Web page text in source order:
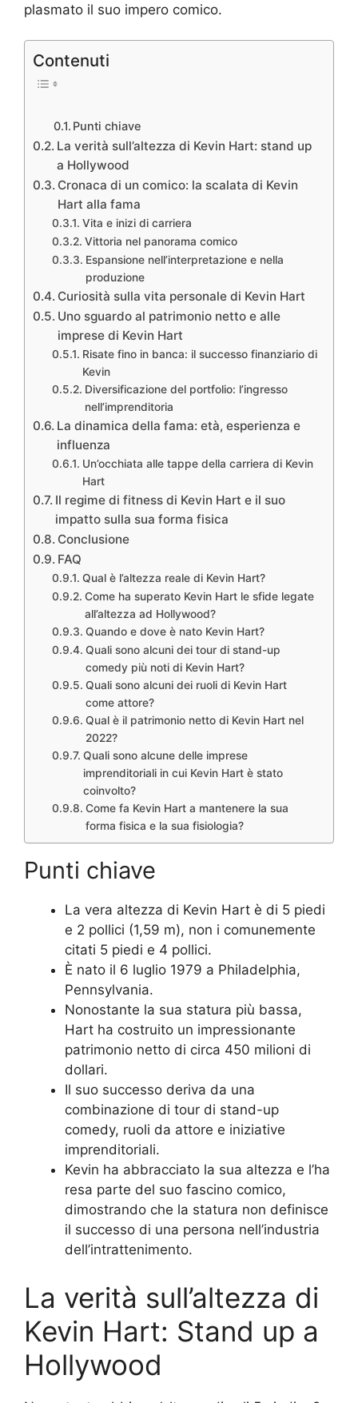
plasmato il suo impero comico.
Contenuti
Punti chiave
La verità sull’altezza di Kevin Hart: stand up
a Hollywood
Cronaca di un comico: la scalata di Kevin
Hart alla fama
Vita e inizi di carriera
Vittoria nel panorama comico
Espansione nell’interpretazione e nella
produzione
Curiosità sulla vita personale di Kevin Hart
Uno sguardo al patrimonio netto e alle
imprese di Kevin Hart
Risate fino in banca: il successo finanziario di
Kevin
Diversificazione del portfolio: l’ingresso
nell’imprenditoria
La dinamica della fama: età, esperienza e
influenza
Un’occhiata alle tappe della carriera di Kevin
Hart
Il regime di fitness di Kevin Hart e il suo
impatto sulla sua forma fisica
Conclusione
FAQ
Qual è l’altezza reale di Kevin Hart?
Come ha superato Kevin Hart le sfide legate
all’altezza ad Hollywood?
Quando e dove è nato Kevin Hart?
Quali sono alcuni dei tour di stand-up
comedy più noti di Kevin Hart?
Quali sono alcuni dei ruoli di Kevin Hart
come attore?
Qual è il patrimonio netto di Kevin Hart nel
2022?
Quali sono alcune delle imprese
imprenditoriali in cui Kevin Hart è stato
coinvolto?
Come fa Kevin Hart a mantenere la sua
forma fisica e la sua fisiologia?
Punti chiave
La vera altezza di Kevin Hart è di 5 piedi
e 2 pollici (1,59 m), non i comunemente
citati 5 piedi e 4 pollici.
È nato il 6 luglio 1979 a Philadelphia,
Pennsylvania.
Nonostante la sua statura più bassa,
Hart ha costruito un impressionante
patrimonio netto di circa 450 milioni di
dollari.
Il suo successo deriva da una
combinazione di tour di stand-up
comedy, ruoli da attore e iniziative
imprenditoriali.
Kevin ha abbracciato la sua altezza e l’ha
resa parte del suo fascino comico,
dimostrando che la statura non definisce
il successo di una persona nell’industria
dell’intrattenimento.
La verità sull’altezza di
Kevin Hart: Stand up a
Hollywood